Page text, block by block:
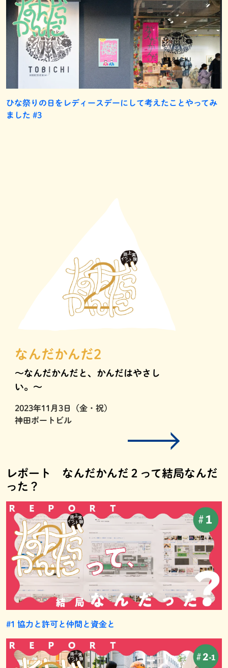
ひな祭りの日をレディースデーにして考えたことやってみ
ました #3
なんだかんだ2
〜なんだかんだと、かんだはやさし
い。〜
2023年11月3日（金・祝）
神田ポートビル
レポート なんだかんだ２って結局なんだ
った？
#1 協力と許可と仲間と資金と